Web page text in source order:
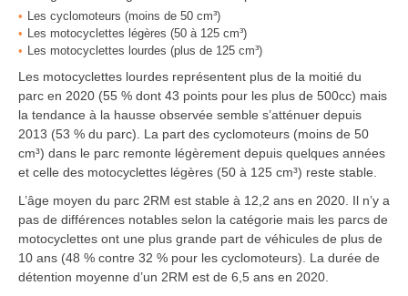
Les cyclomoteurs (moins de 50 cm³)
Les motocyclettes légères (50 à 125 cm³)
Les motocyclettes lourdes (plus de 125 cm³)
Les motocyclettes lourdes représentent plus de la moitié du
parc en 2020 (55 % dont 43 points pour les plus de 500cc) mais
la tendance à la hausse observée semble s’atténuer depuis
2013 (53 % du parc). La part des cyclomoteurs (moins de 50
cm³) dans le parc remonte légèrement depuis quelques années
et celle des motocyclettes légères (50 à 125 cm³) reste stable.
L’âge moyen du parc 2RM est stable à 12,2 ans en 2020. Il n’y a
pas de différences notables selon la catégorie mais les parcs de
motocyclettes ont une plus grande part de véhicules de plus de
10 ans (48 % contre 32 % pour les cyclomoteurs). La durée de
détention moyenne d’un 2RM est de 6,5 ans en 2020.